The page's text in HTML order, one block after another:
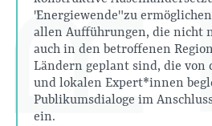
"Energiewende" zu
allen Aufführungen, die nicht
auch in den betroffenen
Ländern geplant sind, die von
und lokalen Expert*innen
Publikumsdialoge im
ein.